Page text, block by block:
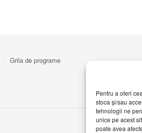
Pentru a oferi
stoca și/sau
tehnologii ne
unice pe acest
poate avea
Grila de programe